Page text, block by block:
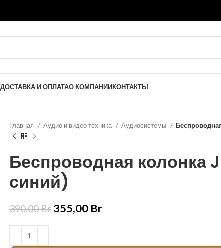
ДОСТАВКА И ОПЛАТАО КОМПАНИИКОНТАКТЫ
Главная Аудио и видео техника Аудиосистемы
Беспроводная колонка
синий)
390,00Br 355,00 Br